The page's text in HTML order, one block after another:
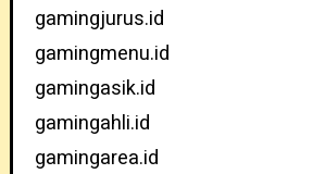
gamingjurus.id
gamingmenu.id
gamingasik.id
gamingahli.id
gamingarea.id